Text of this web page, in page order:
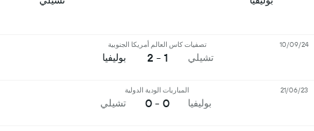
تشيلي
تصفيات كاس العالم أمريكا الجنوبية
1 - 2 بوليفيا
10/09/24
بوليفيا
المباريات الودية الدولية
0 - 0 تشيلي
21/06/23